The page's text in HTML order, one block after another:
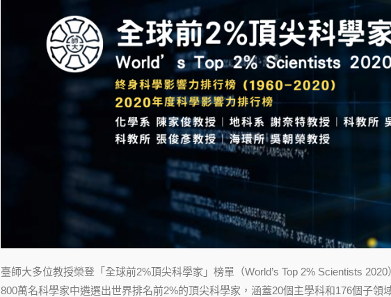
臺師大多位教授榮登「全球前2%頂尖科學家」榜單（World’s Top 2% Scientists
800萬名科學家中遴選出世界排名前2%的頂尖科學家，涵蓋20個主學科和176個子領